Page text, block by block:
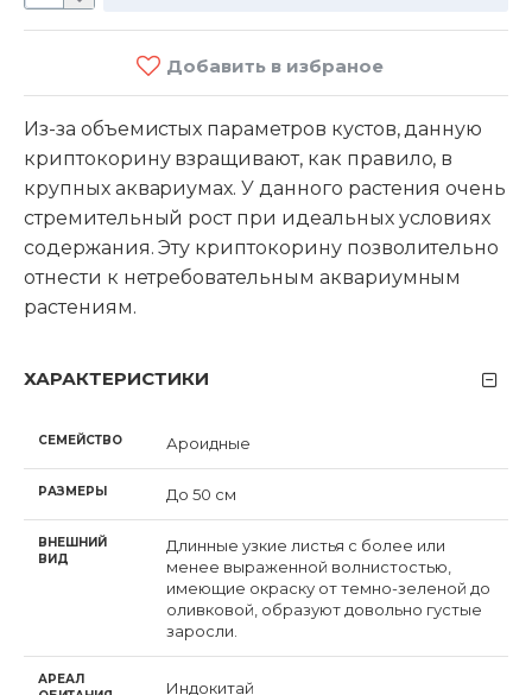
Добавить в избраное
Из-за объемистых параметров кустов, данную
криптокорину взращивают, как правило, в
крупных аквариумах. У данного растения очень
стремительный рост при идеальных условиях
содержания. Эту криптокорину позволительно
отнести к нетребовательным аквариумным
растениям.
ХАРАКТЕРИСТИКИ
СЕМЕЙСТВО Ароидные
РАЗМЕРЫ До 50 см
ВНЕШНИЙ
ВИД
Длинные узкие листья с более или
менее выраженной волнистостью,
имеющие окраску от темно-зеленой до
оливковой, образуют довольно густые
заросли.
АРЕАЛ
Индокитай